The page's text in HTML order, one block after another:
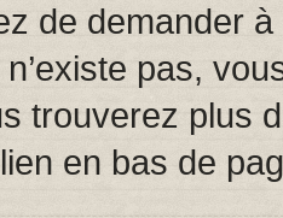
de demander à
pas,
trouverez plus
en bas de